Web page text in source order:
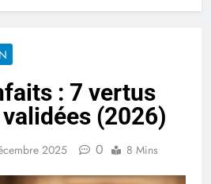
: 7 vertus
(2026)
2025 0 8 Mins